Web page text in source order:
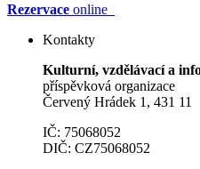
Rezervace online
Kontakty
Kulturní, vzdělávací a
příspěvková organizace
Červený Hrádek 1, 431 11
IČ: 75068052
DIČ: CZ75068052